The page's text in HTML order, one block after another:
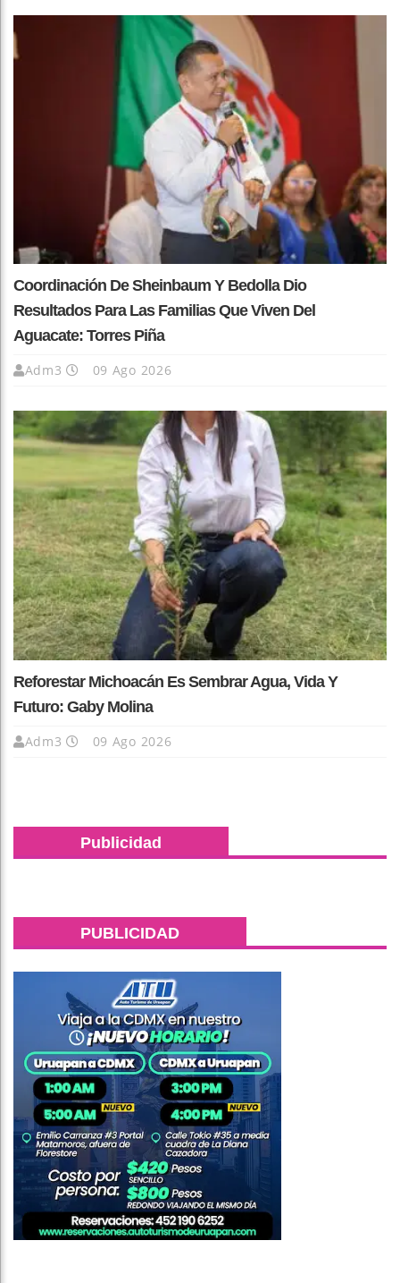
Coordinación De Sheinbaum Y Bedolla Dio
Resultados Para Las Familias Que Viven Del
Aguacate: Torres Piña
Adm3 09 Ago 2026
Reforestar Michoacán Es Sembrar Agua, Vida Y
Futuro: Gaby Molina
Adm3 09 Ago 2026
Publicidad
PUBLICIDAD